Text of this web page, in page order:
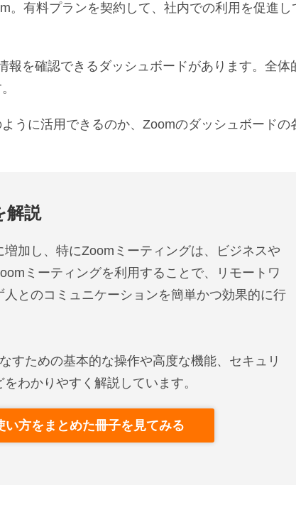
。有料プランを契約して、社内での利用を促進し
報を確認できるダッシュボードがあります。全体
うに活用できるのか、Zoomのダッシュボードの
解説
加し、特にZoomミーティングは、ビジネスや
ミーティングを利用することで、リモートワ
とのコミュニケーションを簡単かつ効果的に行
すための基本的な操作や高度な機能、セキュリ
わかりやすく解説しています。
方をまとめた冊子を見てみる